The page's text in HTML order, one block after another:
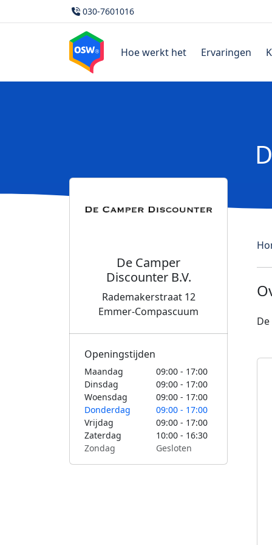
030-7601016
Hoe werkt het Ervaringen
De Camper
Discounter B.V.
Rademakerstraat 12
Emmer-Compascuum
Openingstijden
Maandag
09:00 - 17:00
Dinsdag
09:00 - 17:00
Woensdag
09:00 - 17:00
Donderdag
09:00 - 17:00
Vrijdag
09:00 - 17:00
Zaterdag
10:00 - 16:30
Zondag
Gesloten